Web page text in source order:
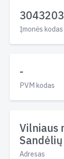
Įmonės kodas
-
PVM kodas
Vilniaus
Adresas